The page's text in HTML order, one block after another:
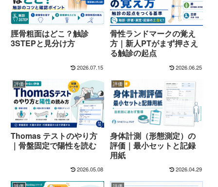
脛骨粗面はどこ？触診
3STEPと見分け方
2026.07.15
骨性ランドマークの覚え
方｜新人PTがまず押さえ
る触診の起点
2026.06.25
評価
Thomas テストのやり方
｜骨盤固定で陽性を読む
2026.05.08
評価
身体計測（形態測定）の
評価｜最小セットと記録
用紙
2026.04.29